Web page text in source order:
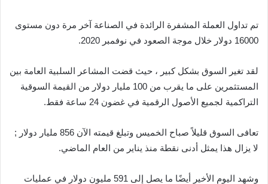
تم تداول العملة المشفرة الرائدة في الصناعة آخر مرة دون مستوى
16000 دولار خلال موجة الصعود في نوفمبر 2020.
لقد تغير السوق بشكل كبير ، حيث قضت المشاعر السلبية العامة بين
المستثمرين على ما يقرب من 100 مليار دولار من القيمة السوقية
التراكمية لجميع الأصول الرقمية في غضون 24 ساعة فقط.
تعافى السوق قليلاً صباح الخميس وتبلغ قيمته الآن 856 مليار دولار ;
لا يزال هذا يمثل أدنى نقطة منذ يناير من العام الماضي.
وشهد اليوم الأخير أيضًا ما يصل إلى 591 مليون دولار في عمليات